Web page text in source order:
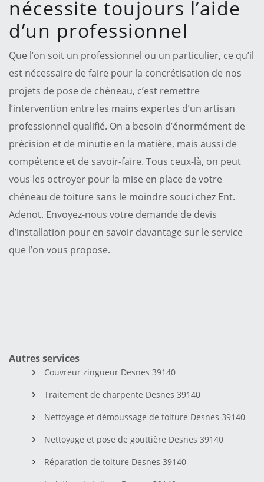
nécessite toujours l’aide
d’un professionnel
Que l’on soit un professionnel ou un particulier, ce qu’il
est nécessaire de faire pour la concrétisation de nos
projets de pose de chéneau, c’est remettre
l’intervention entre les mains expertes d’un artisan
professionnel qualifié. On a besoin d’énormément de
précision et de minutie en la matière, mais aussi de
compétence et de savoir-faire. Tous ceux-là, on peut
vous les octroyer pour la mise en place de votre
chéneau de toiture sans le moindre souci chez Ent.
Adenot. Envoyez-nous votre demande de devis
d’installation pour en savoir davantage sur le service
que l’on vous propose.
Autres services
Couvreur zingueur Desnes 39140
Traitement de charpente Desnes 39140
Nettoyage et démoussage de toiture Desnes 39140
Nettoyage et pose de gouttière Desnes 39140
Réparation de toiture Desnes 39140